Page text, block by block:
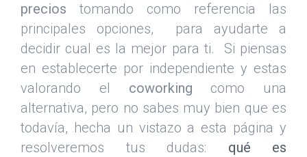
precios tomando como referencia las
principales opciones,
para ayudarte a
decidir cual es la mejor para ti. Si piensas
en establecerte por independiente y estas
valorando el coworking como una
alternativa, pero no sabes muy bien que es
todavía, hecha un vistazo a esta página y
resolveremos tus dudas: qué es